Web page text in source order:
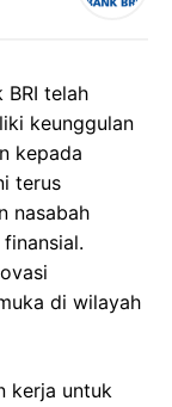
BRI telah
keunggulan
kepada
terus
nasabah
di wilayah
kerja untuk